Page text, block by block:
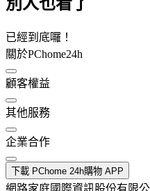
已經到底囉！
關於PChome24h
顧客權益
其他服務
企業合作
下載 PChome 24h購物 APP
網路家庭國際資訊股份有限